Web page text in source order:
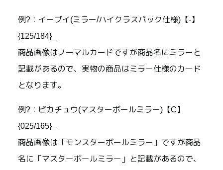
例?：イーブイ(ミラー/ハイクラスパック仕様)【-】
{125/184}_
商品画像はノーマルカードですが商品名にミラーと
記載があるので、実物の商品はミラー仕様のカード
となります。
例?：ピカチュウ(マスターボールミラー)【C】
{025/165}_
商品画像は「モンスターボールミラー」ですが商品
名に「マスターボールミラー」と記載があるので、